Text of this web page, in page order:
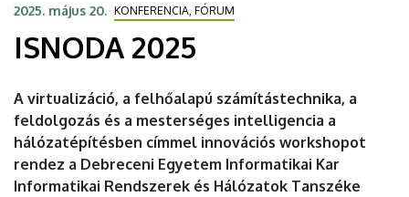
2025. május 20. KONFERENCIA, FÓRUM
ISNODA 2025
A virtualizáció, a felhőalapú számítástechnika, a
feldolgozás és a mesterséges intelligencia a
hálózatépítésben címmel innovációs workshopot
rendez a Debreceni Egyetem Informatikai Kar
Informatikai Rendszerek és Hálózatok Tanszéke